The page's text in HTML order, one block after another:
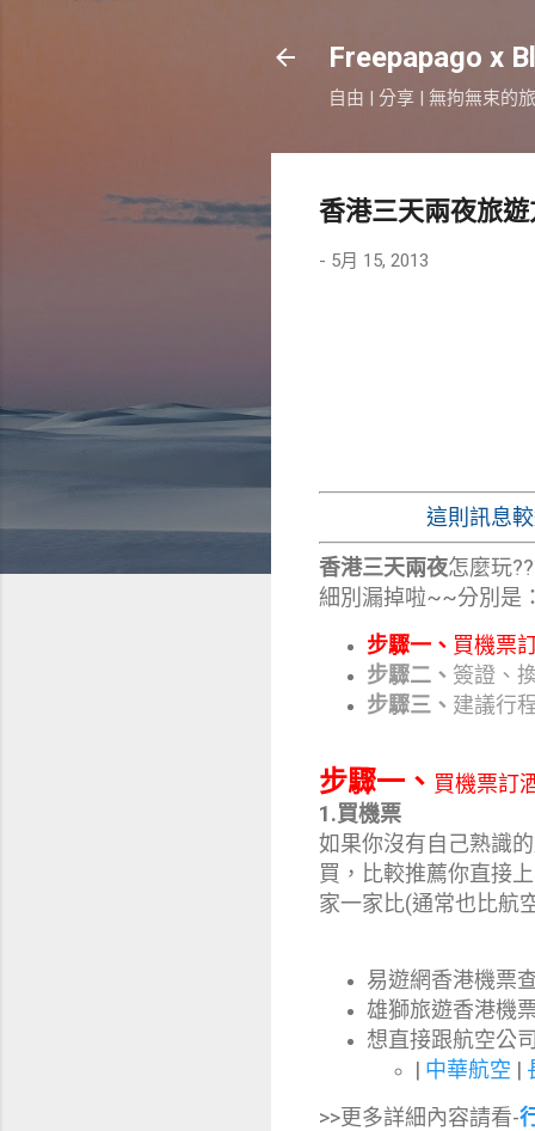
Freepapago x
自由 | 分享 | 無拘無束的
香港三天兩夜旅
- 5月 15, 2013
這則訊息
香港三天兩夜怎麼玩
細別漏掉啦~~分別是
步驟一、 買機票
步驟二、 簽證、
步驟三、 建議行
步驟一、 買機票訂
1.買機票
如果你沒有自己熟識
買，比較推薦你直接
家一家比(通常也比航
易遊網香港機票
雄獅旅遊香港機
想直接跟航空公
| 中華航空 |
>>更多詳細內容請看-